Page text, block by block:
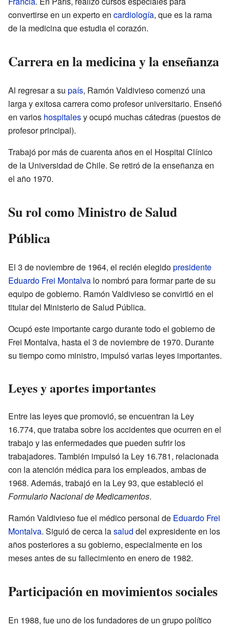
convertirse en un experto en cardiología, que es la rama
de la medicina que estudia el corazón.
Carrera en la medicina y la enseñanza
Al regresar a su país, Ramón Valdivieso comenzó una
larga y exitosa carrera como profesor universitario. Enseñó
en varios hospitalesy ocupó muchas cátedras (puestos de
profesor principal).
Trabajó por más de cuarenta años en el Hospital Clínico
de la Universidad de Chile. Se retiró de la enseñanza en
el año 1970.
Su rol como Ministro de Salud
Pública
El 3 de noviembre de 1964, el recién elegidopresidente
Eduardo Frei Montalva lo nombró para formar parte de su
equipo de gobierno. Ramón Valdivieso se convirtió en el
titular del Ministerio de Salud Pública.
Ocupó este importante cargo durante todo el gobierno de
Frei Montalva, hasta el 3 de noviembre de 1970. Durante
su tiempo como ministro, impulsó varias leyes importantes.
Leyes y aportes importantes
Entre las leyes que promovió, se encuentran la Ley
16.774, que trataba sobre los accidentes que ocurren en el
trabajo y las enfermedades que pueden sufrir los
trabajadores. También impulsó la Ley 16.781, relacionada
con la atención médica para los empleados, ambas de
1968. Además, trabajó en la Ley 93, que estableció el
Formulario Nacional de Medicamentos.
Ramón Valdivieso fue el médico personal de Eduardo Frei
Montalva. Siguió de cerca lasalud del expresidente en los
años posteriores a su gobierno, especialmente en los
meses antes de su fallecimiento en enero de 1982.
Participación en movimientos sociales
En 1988, fue uno de los fundadores de un grupo político